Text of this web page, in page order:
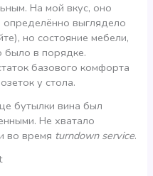
На мой вкус, оно
определённо выглядело
но состояние мебели,
было в порядке.
базового комфорта
у стола.
бутылки вина был
Не хватало
во время turndown service.